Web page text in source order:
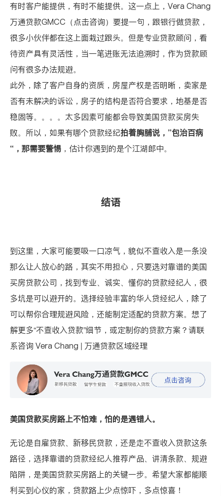
有时客户能提供，有时不能提供。这一点上， Vera Chang
万通贷款GMCC（点击咨询） 要提一句，跟银行做贷款，
很多小伙伴都在这上面栽过跟头。但是专业贷款顾问，看
待资产具有灵活性，当一笔进账无法追溯时，作为贷款顾
问有很多办法规避。
此外，除了客户自身的资质，房屋产权是否明晰，卖家是
否有未解决的诉讼，房子的结构是否符合要求，地基是否
稳固等。。。。太多因素可能都会导致美国贷款买房失
败。所以，如果有哪个贷款经纪拍着胸脯说，”包治百病
“，那需要警惕 ，估计你遇到的是个江湖郎中。
结语
到这里，大家可能要吸一口凉气，貌似不查收入是一条没
那么让人放心的路，其实不用担心，只要选对靠谱的美国
买房贷款公司，找到专业、诚实、懂你的贷款经纪人，很
多坑是可以避开的。选择经验丰富的华人贷经纪人，除了
可以帮你合理规避风险，还能制定适配的贷款方案。想了
解更多“不查收入贷款”细节，或定制你的贷款方案？请联
系咨询 Vera Chang | 万通贷款区域经理
美国贷款买房路上不怕难，怕的是遇错人。
无论是自雇贷款、新移民贷款，还是走不查收入贷款这条
路径，选择靠谱的贷款经纪人推荐产品、讲清条款、规避
陷阱，是美国贷款买房路上的关键一步。希望大家都能顺
利买到心仪的家，贷款路上少点惊吓，多点惊喜！